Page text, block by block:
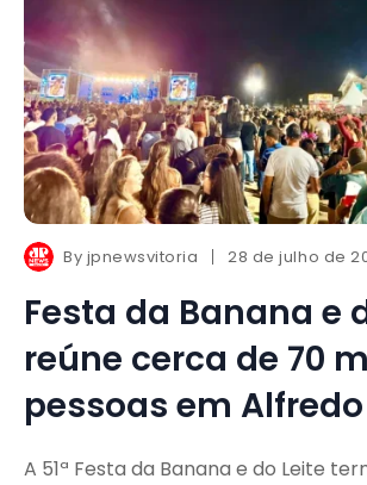
By jpnewsvitoria 28 de julho de
Festa da Banana e
reúne cerca de 70
pessoas em
A 51ª Festa da Banana e do Leite